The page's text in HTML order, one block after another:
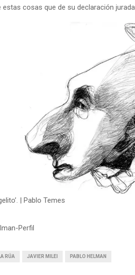
estas cosas que de su declaración jurada.
| Pablo Temes
Perfil
RÚA JAVIER MILEI PABLO HELMAN